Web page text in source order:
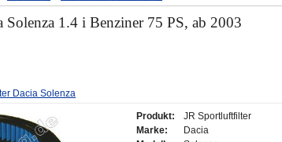
1.4 i Benziner 75 PS, ab 2003
Dacia Solenza
Produkt:
JR Sportluftfilter
Marke:
Dacia